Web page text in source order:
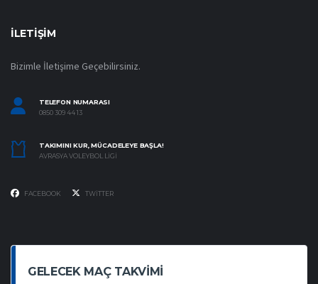
İLETIŞIM
Bizimle İletişime Geçebilirsiniz.
TELEFON NUMARASI
0850 309 44 13
TAKIMINI KUR, MÜCADELEYE BAŞLA!
AVRASYA VOLEYBOL LIGI
FACEBOOK TWITTER
GELECEK MAÇ TAKVIMI